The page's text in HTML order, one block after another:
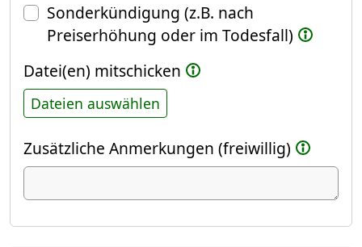
Sonderkündigung (z.B. nach
Preiserhöhung oder im Todesfall)
Datei(en) mitschicken
Dateien auswählen
Zusätzliche Anmerkungen (freiwillig)